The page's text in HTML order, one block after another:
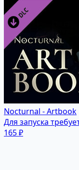
Nocturnal - Artbook
Для запуска
165 ₽